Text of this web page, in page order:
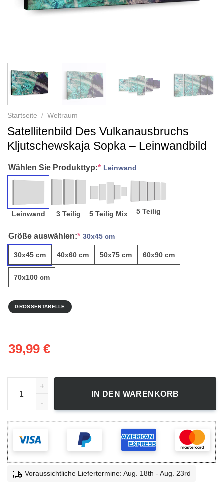
Startseite / Weltraum
Satellitenbild Des Vulkanausbruchs
Kljutschewskaja Sopka – Leinwandbild
Wählen Sie Produkttyp:* Leinwand
Leinwand 3 Teilig 5 Teilig Mix 5 Teilig
Größe auswählen:* 30x45 cm
30x45 cm 40x60 cm 50x75 cm 60x90 cm
70x100 cm
GRÖSSENTABELLE
39,99 €
Satellitenbild Des Vulkanausbruchs Kljutschewskaja Sopka -
IN DEN WARENKORB
Voraussichtliche Liefertermine: Aug. 18th - Aug. 23rd